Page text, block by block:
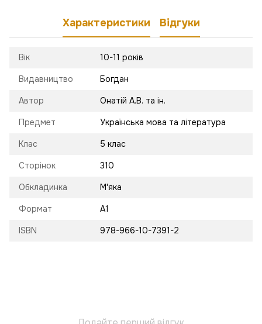
Характеристики Відгуки
Вік 10-11 років
Видавництво Богдан
Автор Онатій А.В. та ін.
Предмет Українська мова та література
Клас 5 клас
Сторінок 310
Обкладинка М'яка
Формат А1
ISBN 978-966-10-7391-2